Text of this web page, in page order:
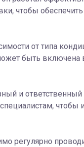
чтобы
от типа
быть включена
и
чтобы
регулярно